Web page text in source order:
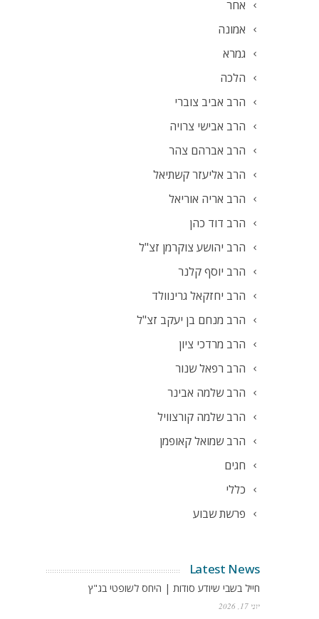
אחר
אמונה
גמרא
הלכה
הרב אביב צוברי
הרב אבישי צרויה
הרב אברהם צהר
הרב אליעזר קשתיאל
הרב אריה אוריאל
הרב דוד כהן
הרב יהושע צוקרמן זצ"ל
הרב יוסף קלנר
הרב יחזקאל גרינוולד
הרב מנחם בן יעקב זצ"ל
הרב מרדכי ציון
הרב רפאל שנור
הרב שלמה אבינר
הרב שלמה קורצוויל
הרב שמואל קאופמן
חגים
כללי
פרשת שבוע
Latest News
חייל בשבי שיודע סודות | היחס לשופטי בג"ץ
יוני 17, 2026